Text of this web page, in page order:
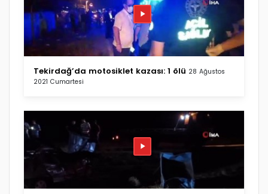
Tekirdağ’da motosiklet kazası: 1 ölü 28 Ağustos
2021 Cumartesi